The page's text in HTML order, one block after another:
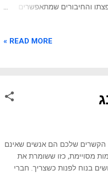
והחיבורים שמתאפשרים
למשל בעקבות מהפכת הדפוס של גוטנברג. מהפכת הדפוס של גוטנברג לפני המאה ה-15, ספרים וחומרים
READ MORE »
הקשרים שלכם הם אנשים שאינם
מסויימת, כזו ששומרת את
בנוח לפנות כשצריך. חברי